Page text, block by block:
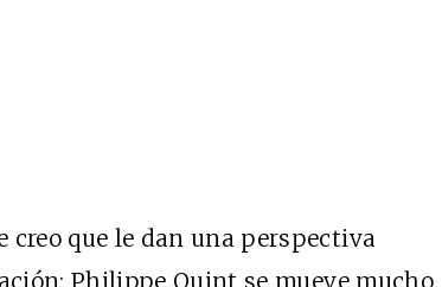
creo que le dan una perspectiva
Philippe Quint se mueve mucho.